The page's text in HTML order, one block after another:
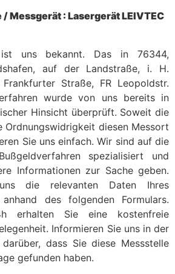
Messgerät : Lasergerät LEIVTEC
ist uns bekannt. Das in 76344,
auf der Landstraße, i. H.
Frankfurter Straße, FR Leopoldstr.
wurde von uns bereits in
Hinsicht überprüft. Soweit die
Ordnungswidrigkeit diesen Messort
Sie uns einfach. Wir sind auf die
spezialisiert und
Informationen zur Sache geben.
die relevanten Daten Ihres
anhand des folgenden Formulars.
erhalten Sie eine kostenfreie
Informieren Sie uns in der
dass Sie diese Messstelle
gefunden haben.